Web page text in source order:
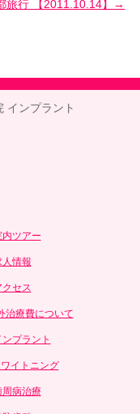
旅行 【2011.10.14】
インプラント
内ツアー
人情報
クセス
治療費について
ンプラント
イトニング
周病治療